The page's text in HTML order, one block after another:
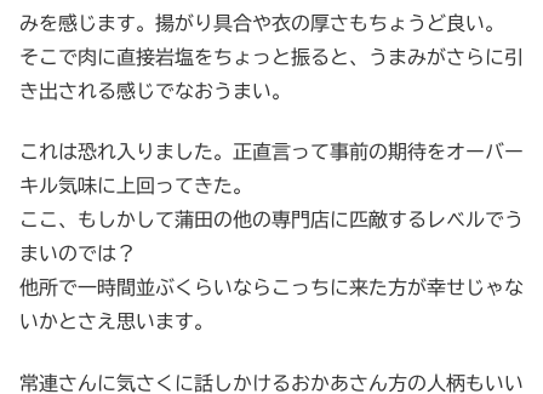
みを感じます。揚がり具合や衣の厚さもちょうど良い。
そこで肉に直接岩塩をちょっと振ると、うまみがさらに引
き出される感じでなおうまい。
これは恐れ入りました。正直言って事前の期待をオーバー
キル気味に上回ってきた。
ここ、もしかして蒲田の他の専門店に匹敵するレベルでう
まいのでは？
他所で一時間並ぶくらいならこっちに来た方が幸せじゃな
いかとさえ思います。
常連さんに気さくに話しかけるおかあさん方の人柄もいい